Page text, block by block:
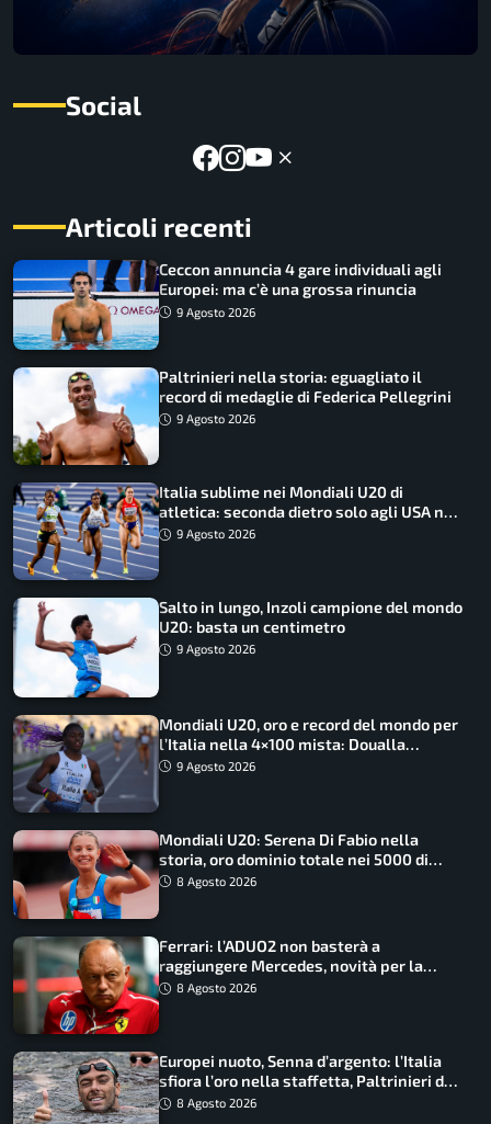
Social
Articoli recenti
Ceccon annuncia 4 gare individuali agli
Europei: ma c’è una grossa rinuncia
9 Agosto 2026
Paltrinieri nella storia: eguagliato il
record di medaglie di Federica Pellegrini
9 Agosto 2026
Italia sublime nei Mondiali U20 di
atletica: seconda dietro solo agli USA nel
medagliere
9 Agosto 2026
Salto in lungo, Inzoli campione del mondo
U20: basta un centimetro
9 Agosto 2026
Mondiali U20, oro e record del mondo per
l’Italia nella 4×100 mista: Doualla
straordinaria
9 Agosto 2026
Mondiali U20: Serena Di Fabio nella
storia, oro dominio totale nei 5000 di
marcia
8 Agosto 2026
Ferrari: l’ADUO2 non basterà a
raggiungere Mercedes, novità per la
Macarena
8 Agosto 2026
Europei nuoto, Senna d’argento: l’Italia
sfiora l’oro nella staffetta, Paltrinieri da
urlo, il bilancio azzurro
8 Agosto 2026